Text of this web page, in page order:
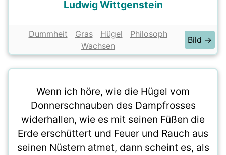
Ludwig Wittgenstein
Dummheit Gras Hügel
Philosoph
Wachsen
Bild →
Wenn ich höre, wie die Hügel vom
Donnerschnauben des Dampfrosses
widerhallen, wie es mit seinen Füßen die
Erde erschüttert und Feuer und Rauch aus
seinen Nüstern atmet, dann scheint es, als